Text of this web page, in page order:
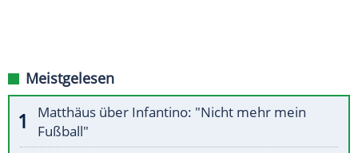
Meistgelesen
Matthäus über Infantino: "Nicht mehr mein
Fußball"